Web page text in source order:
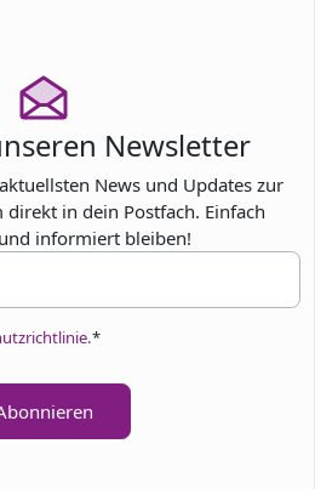
Newsletter
News und Updates zur
in dein Postfach. Einfach
informiert bleiben!
*